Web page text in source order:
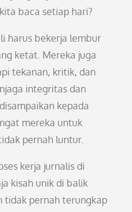
baca setiap hari?
harus bekerja lembur
ketat. Mereka juga
tekanan, kritik, dan
integritas dan
kepada
mereka untuk
pernah luntur.
kerja jurnalis di
kisah unik di balik
tidak pernah terungkap